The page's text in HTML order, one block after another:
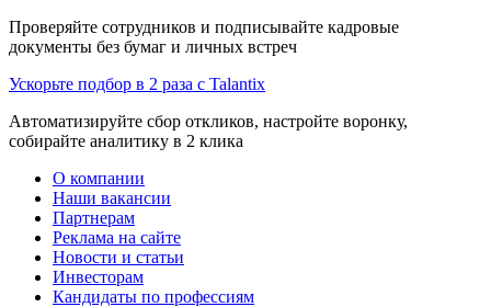
Проверяйте сотрудников и подписывайте кадровые
документы без бумаг и личных встреч
Ускорьте подбор в 2 раза с Talantix
Автоматизируйте сбор откликов, настройте воронку,
собирайте аналитику в 2 клика
О компании
Наши вакансии
Партнерам
Реклама на сайте
Новости и статьи
Инвесторам
Кандидаты по профессиям